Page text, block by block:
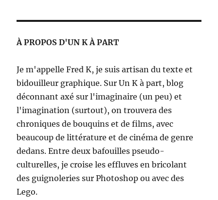
À PROPOS D'UN K À PART
Je m'appelle Fred K, je suis artisan du texte et
bidouilleur graphique. Sur Un K à part, blog
déconnant axé sur l'imaginaire (un peu) et
l'imagination (surtout), on trouvera des
chroniques de bouquins et de films, avec
beaucoup de littérature et de cinéma de genre
dedans. Entre deux bafouilles pseudo-
culturelles, je croise les effluves en bricolant
des guignoleries sur Photoshop ou avec des
Lego.